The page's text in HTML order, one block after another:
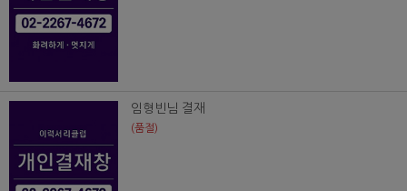
임형빈님 결재
(품절)